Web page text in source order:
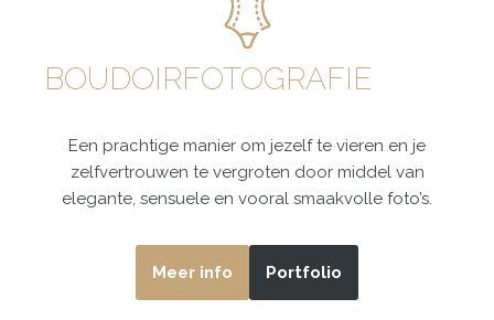
BOUDOIRFOTOGRAFIE
Een prachtige manier om jezelf te vieren en je
zelfvertrouwen te vergroten door middel van
elegante, sensuele en vooral smaakvolle foto’s.
Meer info Portfolio